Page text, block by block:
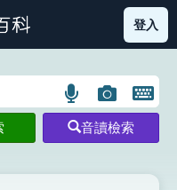
部首索引表圖示
登入
語
言
搜
圖
片
搜
開
鍵
圖
音讀檢索